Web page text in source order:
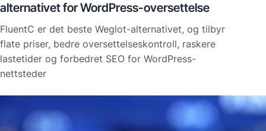
alternativet for WordPress-oversettelse
FluentC er det beste Weglot-alternativet, og tilbyr
flate priser, bedre oversettelseskontroll, raskere
lastetider og forbedret SEO for WordPress-
nettsteder